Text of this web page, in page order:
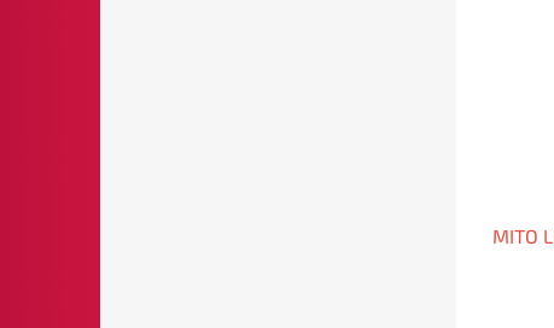
MITO